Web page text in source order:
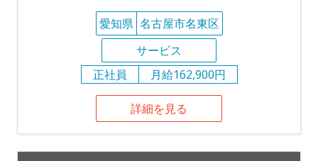
愛知県 名古屋市名東区
サービス
正社員
月給162,900円
詳細を見る